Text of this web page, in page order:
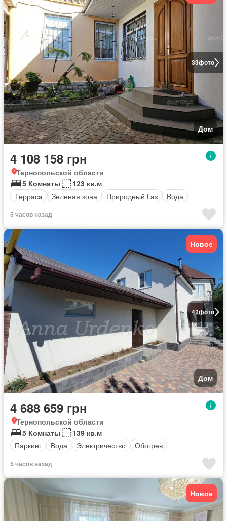
33фото
Дом
4 108 158 грн
Тернопольской области
5 Комнаты
123 кв.м
Терраса
Зеленая зона Природный Газ Вода
5 часов назад
42фото
Новое
Дом
4 688 659 грн
Тернопольской области
5 Комнаты
139 кв.м
Паркинг
Вода Электричество Обогрев
5 часов назад
Новое